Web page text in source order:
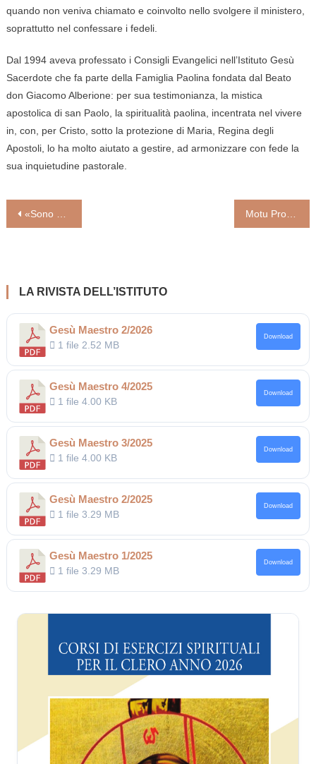
quando non veniva chiamato e coinvolto nello svolgere il ministero,
soprattutto nel confessare i fedeli.
Dal 1994 aveva professato i Consigli Evangelici nell’Istituto Gesù
Sacerdote che fa parte della Famiglia Paolina fondata dal Beato
don Giacomo Alberione: per sua testimonianza, la mistica
apostolica di san Paolo, la spiritualità paolina, incentrata nel vivere
in, con, per Cristo, sotto la protezione di Maria, Regina degli
Apostoli, lo ha molto aiutato a gestire, ad armonizzare con fede la
sua inquietudine pastorale.
Navigazione
«Sono venuto a gettare un fuoco». Lectio di Lc 12, 49-59 (Cristiano Mauri) Motu Proprio di Papa Francesco: Lettorato e Accolitato per le donne
LA RIVISTA DELL’ISTITUTO
Gesù Maestro 2/2026
1 file 2.52 MB
Download
Gesù Maestro 4/2025
1 file4.00 KB
Download
Gesù Maestro 3/2025
1 file4.00 KB
Download
Gesù Maestro 2/2025
1 file3.29 MB
Download
Gesù Maestro 1/2025
1 file3.29 MB
Download